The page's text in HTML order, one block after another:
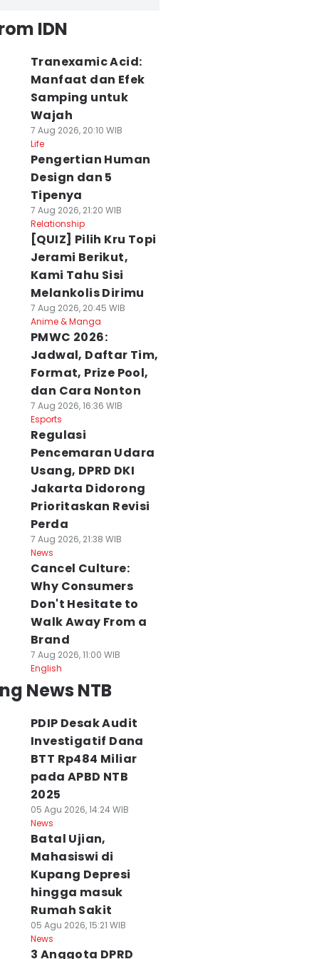
IDN
Tranexamic Acid:
Manfaat dan Efek
Samping untuk
Wajah
7 Aug 2026, 20:10 WIB
Life
Pengertian Human
Design dan 5
Tipenya
7 Aug 2026, 21:20 WIB
Relationship
[QUIZ] Pilih Kru Topi
Jerami Berikut,
Kami Tahu Sisi
Melankolis Dirimu
7 Aug 2026, 20:45 WIB
Anime & Manga
PMWC 2026:
Jadwal, Daftar Tim,
Format, Prize Pool,
dan Cara Nonton
7 Aug 2026, 16:36 WIB
Esports
Regulasi
Pencemaran Udara
Usang, DPRD DKI
Jakarta Didorong
Prioritaskan Revisi
Perda
7 Aug 2026, 21:38 WIB
News
Cancel Culture:
Why Consumers
Don't Hesitate to
Walk Away From a
Brand
7 Aug 2026, 11:00 WIB
English
News NTB
PDIP Desak Audit
Investigatif Dana
BTT Rp484 Miliar
pada APBD NTB
2025
05 Agu 2026, 14:24 WIB
News
Batal Ujian,
Mahasiswi di
Kupang Depresi
hingga masuk
Rumah Sakit
05 Agu 2026, 15:21 WIB
News
3 Anggota DPRD